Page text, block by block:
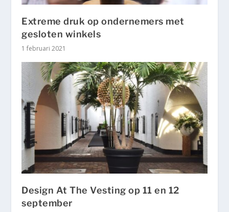
Extreme druk op ondernemers met
gesloten winkels
1 februari 2021
Design At The Vesting op 11 en 12
september